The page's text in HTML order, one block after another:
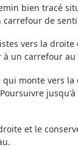
bien tracé
de
vers la
un carrefour
qui monte vers
et le